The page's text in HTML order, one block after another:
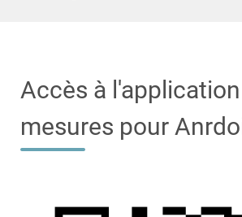
Accès à
mesures pour